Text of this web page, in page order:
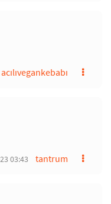
acılıvegankebabı
tantrum
03:43